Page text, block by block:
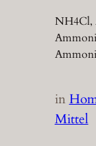
NH4Cl,
in
Mittel